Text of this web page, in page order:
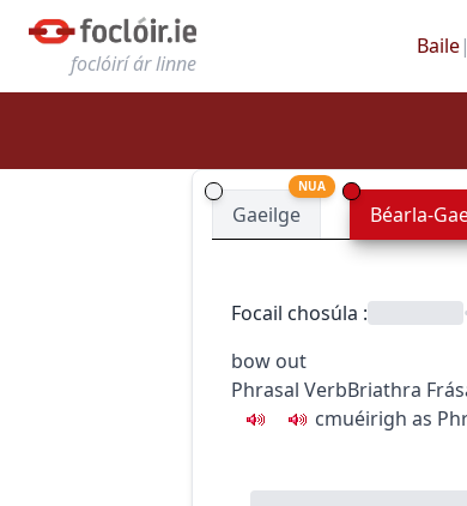
foclóirí ár linne
Baile|
Gaeilge
NUA
Béarla-
Focail chosúla :
bow out
Phrasal VerbBriathra
cmuéirigh as